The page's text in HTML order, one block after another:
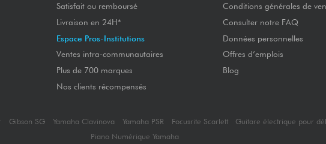
Satisfait ou remboursé
Livraison en 24H*
Espace Pros-Institutions
Ventes intra-communautaires
Plus de 700 marques
Nos clients récompensés
Conditions générales de
Consulter notre FAQ
Données personnelles
Offres d’emplois
Blog
Gibson SG Yamaha Clavinova Yamaha PSR Focusrite Scarlett Guitare électrique pour
Piano Numérique Yamaha